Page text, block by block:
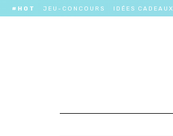
#HOT JEU-CONCOURS IDÉES CADEAUX